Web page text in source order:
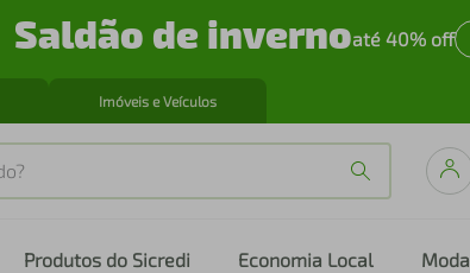
Saldão de invernoaté 40% off
Imóveis e Veículos
Produtos do Sicredi Economia Local Moda